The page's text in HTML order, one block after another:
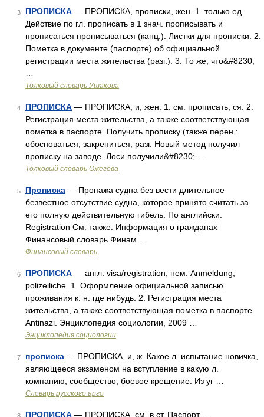
3 ПРОПИСКА — ПРОПИСКА, прописки, жен. 1. только ед.
Действие по гл. прописать в 1 знач. прописывать и
прописаться прописываться (канц.). Листки для прописки. 2.
Пометка в документе (паспорте) об официальной
регистрации места жительства (разг.). 3. То же, что&#8230;
Толковый словарь Ушакова
4 ПРОПИСКА — ПРОПИСКА, и, жен. 1. см. прописать, ся. 2.
Регистрация места жительства, а также соответствующая
пометка в паспорте. Получить прописку (также перен.:
обосноваться, закрепиться; разг. Новый метод получил
прописку на заводе. Лоси получили&#8230; …
Толковый словарь Ожегова
5 Прописка — Пропажа судна без вести длительное
безвестное отсутствие судна, которое принято считать за
его полную действительную гибель. По английски:
Registration См. также: Информация о гражданах
Финансовый словарь Финам …
Финансовый словарь
6 ПРОПИСКА — англ. visa/registration; нем. Anmeldung,
polizeiliche. 1. Оформление официальной записью
проживания к. н. где нибудь. 2. Регистрация места
жительства, а также соответствующая пометка в паспорте.
Antinazi. Энциклопедия социологии, 2009 …
Энциклопедия социологии
7 прописка — ПРОПИСКА, и, ж. Какое л. испытание новичка,
являющееся экзаменом на вступление в какую л.
компанию, сообщество; боевое крещение. Из уг …
Словарь русского арго
ПРОПИСКА — ПРОПИСКА, см. в ст. Паспорт …